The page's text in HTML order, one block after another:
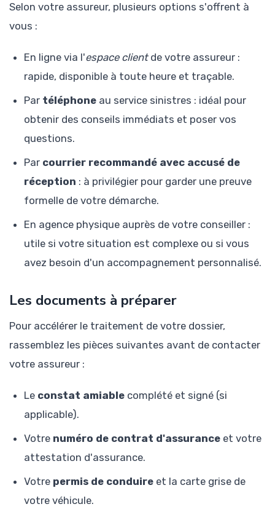
Selon votre assureur, plusieurs options s'offrent à
vous :
En ligne via l'espace clientde votre assureur :
rapide, disponible à toute heure et traçable.
Par téléphone au service sinistres : idéal pour
obtenir des conseils immédiats et poser vos
questions.
Par courrier recommandé avec accusé de
réception : à privilégier pour garder une preuve
formelle de votre démarche.
En agence physique auprès de votre conseiller :
utile si votre situation est complexe ou si vous
avez besoin d'un accompagnement personnalisé.
Les documents à préparer
Pour accélérer le traitement de votre dossier,
rassemblez les pièces suivantes avant de contacter
votre assureur :
Le constat amiable complété et signé (si
applicable).
Votre numéro de contrat d'assurance et votre
attestation d'assurance.
Votre permis de conduire et la carte grise de
votre véhicule.